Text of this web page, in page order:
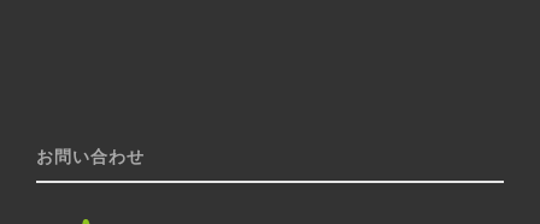
お問い合わせ